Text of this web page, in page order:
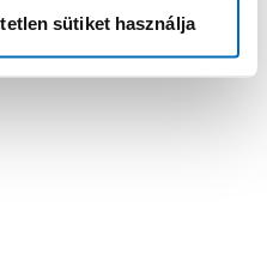
sütiket használja